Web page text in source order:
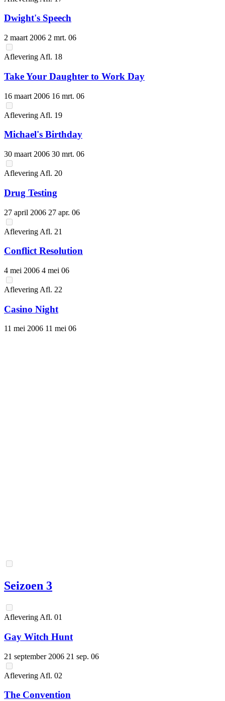
Dwight's Speech
2 maart 2006 2 mrt. 06
Aflevering Afl. 18
Take Your Daughter to Work Day
16 maart 2006 16 mrt. 06
Aflevering Afl. 19
Michael's Birthday
30 maart 2006 30 mrt. 06
Aflevering Afl. 20
Drug Testing
27 april 2006 27 apr. 06
Aflevering Afl. 21
Conflict Resolution
4 mei 2006 4 mei 06
Aflevering Afl. 22
Casino Night
11 mei 2006 11 mei 06
Seizoen 3
Aflevering Afl. 01
Gay Witch Hunt
21 september 2006 21 sep. 06
Aflevering Afl. 02
The Convention